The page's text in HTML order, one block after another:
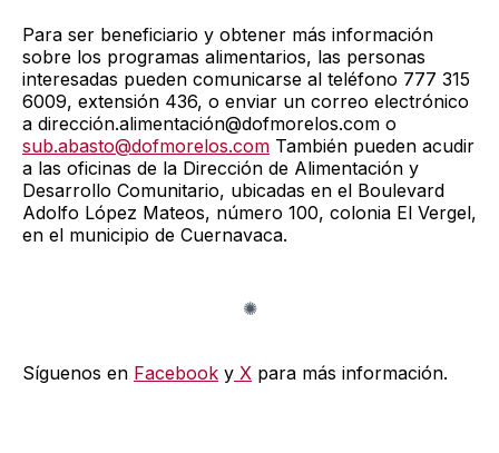
Para ser beneficiario y obtener más información
sobre los programas alimentarios, las personas
interesadas pueden comunicarse al teléfono 777 315
6009, extensión 436, o enviar un correo electrónico
a dirección.alimentación@dofmorelos.com o
sub.abasto@dofmorelos.com También pueden acudir
a las oficinas de la Dirección de Alimentación y
Desarrollo Comunitario, ubicadas en el Boulevard
Adolfo López Mateos, número 100, colonia El Vergel,
en el municipio de Cuernavaca.
Síguenos en Facebook y X para más información.